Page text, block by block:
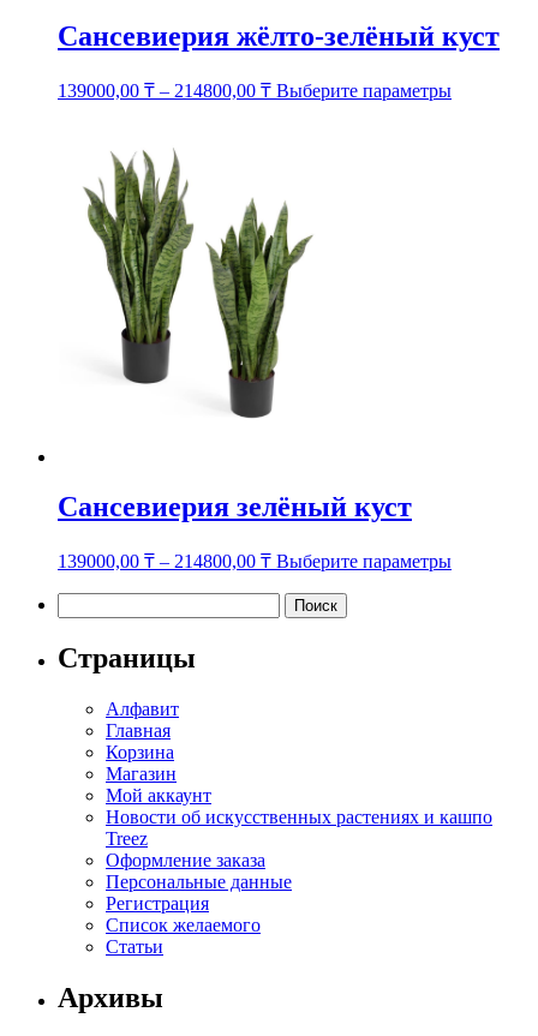
Сансевиерия жёлто-зелёный куст
139000,00 ₸ – 214800,00 ₸ Выберите параметры
Сансевиерия зелёный куст
139000,00 ₸ – 214800,00 ₸ Выберите параметры
Страницы
Алфавит
Главная
Корзина
Магазин
Мой аккаунт
Новости об искусственных растениях и кашпо
Treez
Оформление заказа
Персональные данные
Регистрация
Список желаемого
Статьи
Архивы